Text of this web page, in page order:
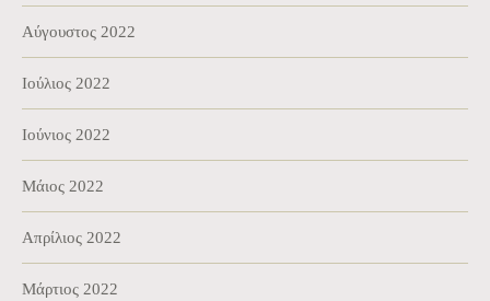
Αύγουστος 2022
Ιούλιος 2022
Ιούνιος 2022
Μάιος 2022
Απρίλιος 2022
Μάρτιος 2022